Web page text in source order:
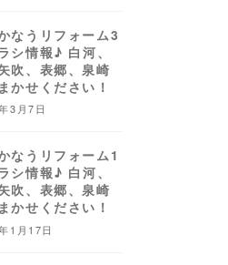
なうリフォーム3
シ情報♪ 白河、
吹、表郷、泉崎
かせください！
3月7日
なうリフォーム1
シ情報♪ 白河、
吹、表郷、泉崎
かせください！
1月17日